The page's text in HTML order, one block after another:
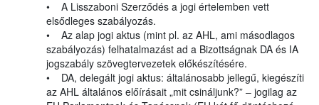
• A Lisszaboni Szerződés a jogi értelemben vett
elsődleges szabályozás.
• Az alap jogi aktus (mint pl. az AHL, ami másodlagos
szabályozás) felhatalmazást ad a Bizottságnak DA és IA
jogszabály szövegtervezetek előkészítésére.
• DA, delegált jogi aktus: általánosabb jellegű, kiegészíti
az AHL általános előírásait „mit csináljunk?” – jogilag az